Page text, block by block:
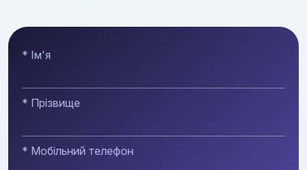
* Ім'я
* Прізвище
* Мобільний телефон